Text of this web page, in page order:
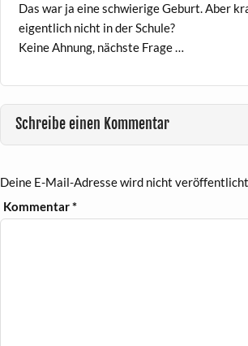
Das war ja eine schwierige Geburt. Aber
eigentlich nicht in der Schule?
Keine Ahnung, nächste Frage …
Schreibe einen Kommentar
Deine E-Mail-Adresse wird nicht veröffentlicht.
Kommentar*